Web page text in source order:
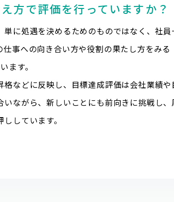
方で評価を行っていますか？
単に処遇を決めるためのものではなく、社
仕事への向き合い方や役割の果たし方をみ
ます。
格などに反映し、目標達成評価は会社業績
いながら、新しいことにも前向きに挑戦し
しています。